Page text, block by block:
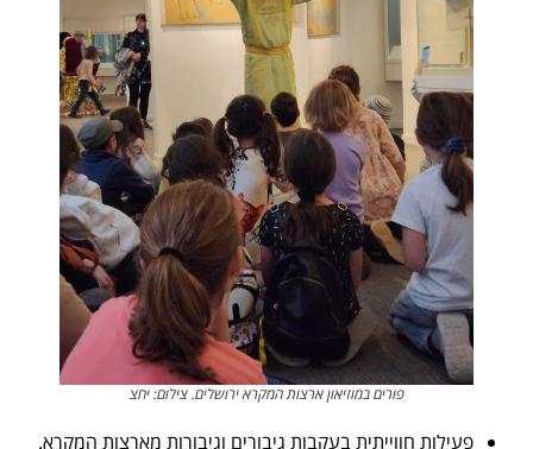
פורים במוזיאון ארצות המקרא ירושלים. צילום: יחצ
פעילות חווייתית בעקבות גיבורים וגיבורות מארצות המקרא.